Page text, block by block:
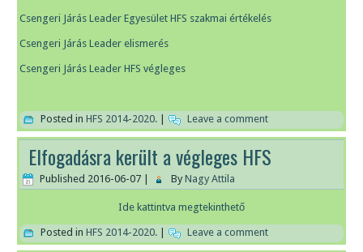
Csengeri Járás Leader Egyesület HFS szakmai értékelés
Csengeri Járás Leader elismerés
Csengeri Járás Leader HFS végleges
Posted in HFS 2014-2020. Leave a comment
Elfogadásra került a végleges HFS
Published 2016-06-07 By Nagy Attila
Ide kattintva megtekinthető
Posted in HFS 2014-2020. Leave a comment